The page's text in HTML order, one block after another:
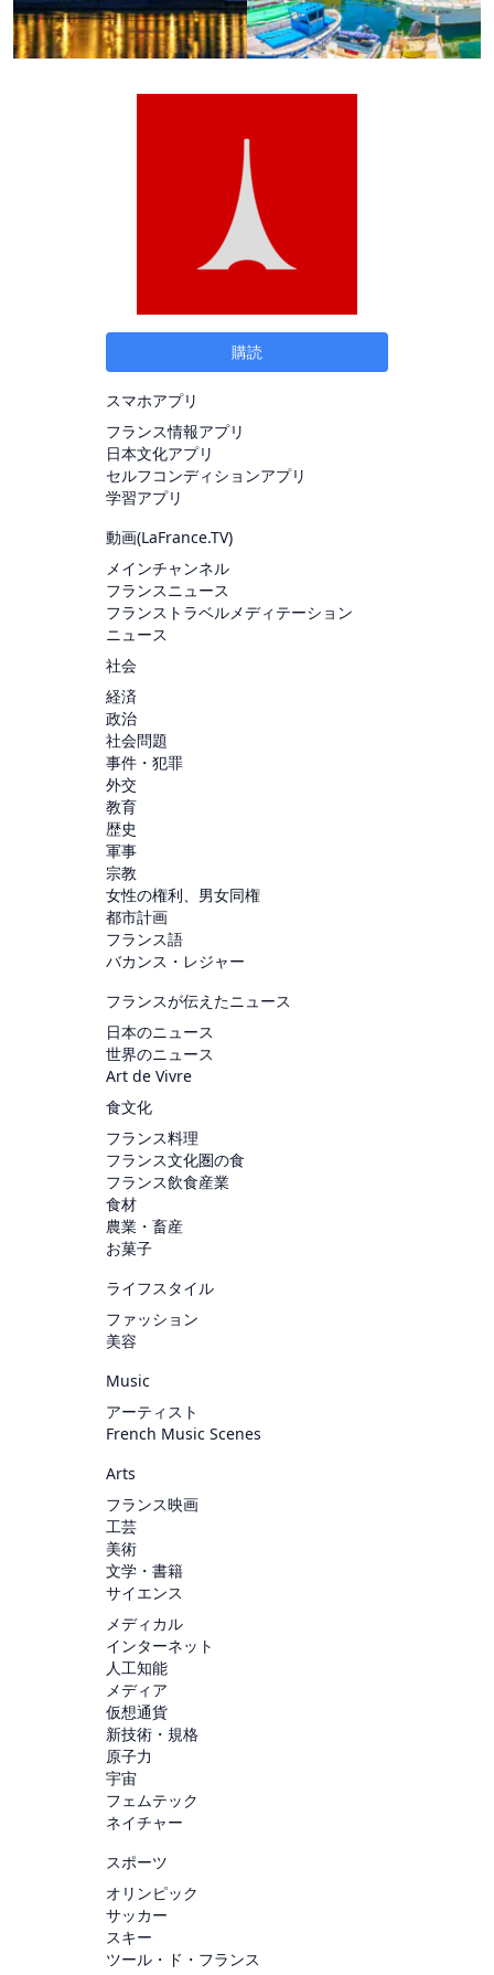
購読
スマホアプリ
フランス情報アプリ
日本文化アプリ
セルフコンディションアプリ
学習アプリ
動画(LaFrance.TV)
メインチャンネル
フランスニュース
フランストラベルメディテーション
ニュース
社会
経済
政治
社会問題
事件・犯罪
外交
教育
歴史
軍事
宗教
女性の権利、男女同権
都市計画
フランス語
バカンス・レジャー
フランスが伝えたニュース
日本のニュース
世界のニュース
Art de Vivre
食文化
フランス料理
フランス文化圏の食
フランス飲食産業
食材
農業・畜産
お菓子
ライフスタイル
ファッション
美容
Music
アーティスト
French Music Scenes
Arts
フランス映画
工芸
美術
文学・書籍
サイエンス
メディカル
インターネット
人工知能
メディア
仮想通貨
新技術・規格
原子力
宇宙
フェムテック
ネイチャー
スポーツ
オリンピック
サッカー
スキー
ツール・ド・フランス